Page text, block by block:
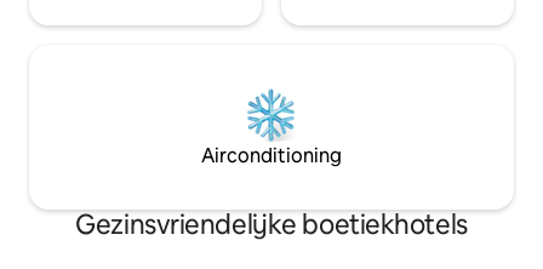
Airconditioning
Gezinsvriendelijke boetiekhotels